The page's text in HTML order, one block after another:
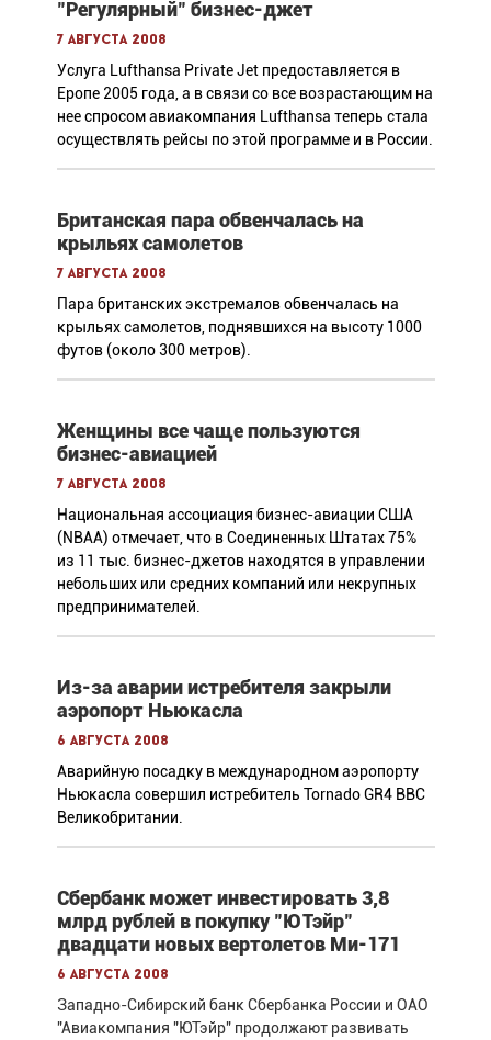
"Регулярный" бизнес-джет
7 августа 2008
Услуга Lufthansa Private Jet предоставляется в
Еропе 2005 года, а в связи со все возрастающим на
нее спросом авиакомпания Lufthansa теперь стала
осуществлять рейсы по этой программе и в России.
Британская пара обвенчалась на
крыльях самолетов
7 августа 2008
Пара британских экстремалов обвенчалась на
крыльях самолетов, поднявшихся на высоту 1000
футов (около 300 метров).
Женщины все чаще пользуются
бизнес-авиацией
7 августа 2008
Национальная ассоциация бизнес-авиации США
(NBAA) отмечает, что в Соединенных Штатах 75%
из 11 тыс. бизнес-джетов находятся в управлении
небольших или средних компаний или некрупных
предпринимателей.
Из-за аварии истребителя закрыли
аэропорт Ньюкасла
6 августа 2008
Аварийную посадку в международном аэропорту
Ньюкасла совершил истребитель Tornado GR4 ВВС
Великобритании.
Сбербанк может инвестировать 3,8
млрд рублей в покупку "ЮТэйр"
двадцати новых вертолетов Ми-171
6 августа 2008
Западно-Сибирский банк Сбербанка России и ОАО
"Авиакомпания "ЮТэйр" продолжают развивать